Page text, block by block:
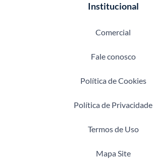
Institucional
Comercial
Fale conosco
Política de Cookies
Política de Privacidade
Termos de Uso
Mapa Site